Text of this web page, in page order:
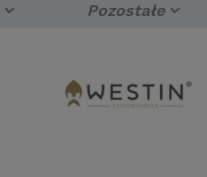
Pozostałe